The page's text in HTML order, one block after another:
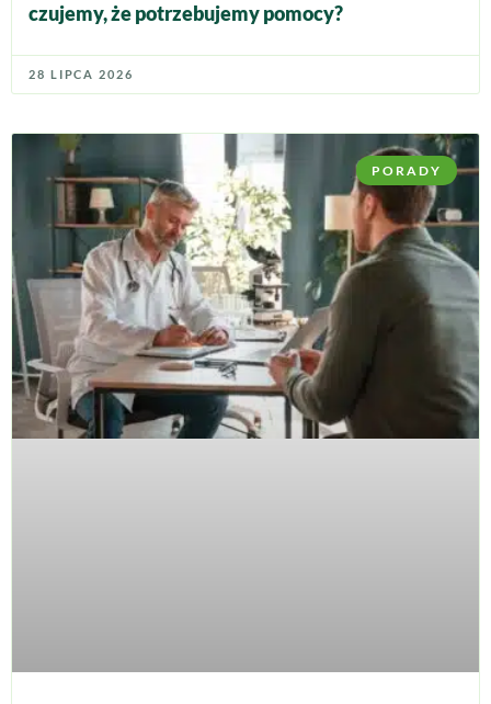
czujemy, że potrzebujemy pomocy?
28 LIPCA 2026
PORADY